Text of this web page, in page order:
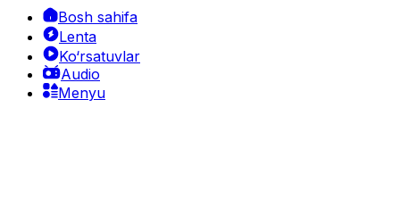
Bosh sahifa
Lenta
Ko‘rsatuvlar
Audio
Menyu